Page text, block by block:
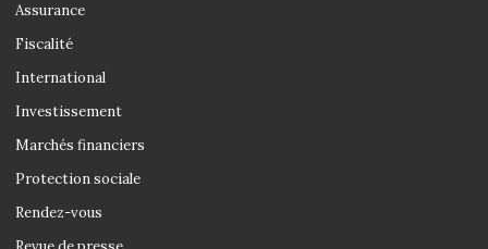
Assurance
Fiscalité
International
Investissement
Marchés financiers
Protection sociale
Rendez-vous